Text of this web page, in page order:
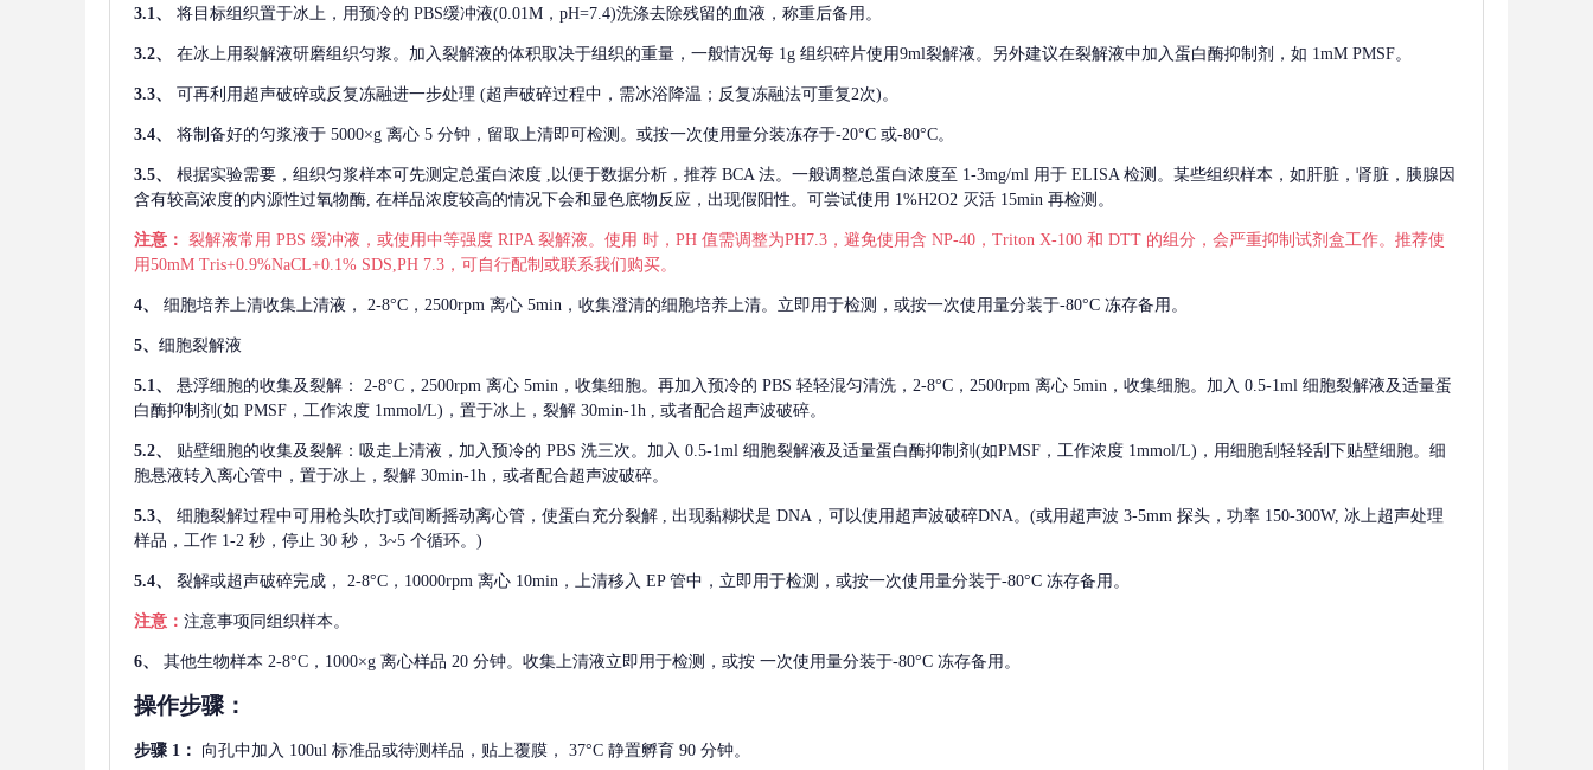
3.1、
将目标组织置于冰上，用预冷的 PBS缓冲液(0.01M，pH=7.4)洗涤去除残留的血液，称重后备用。
3.2、 在冰上用裂解液研磨组织匀浆。加入裂解液的体积取决于组织的重量，一般情况每 1g 组织碎片使用9ml裂解液。另外建议在裂解液中加入蛋白酶抑制剂，如 1mM PMSF。
3.3、 可再利用超声破碎或反复冻融进一步处理 (超声破碎过程中，需冰浴降温；反复冻融法可重复2次)。
3.4、 将制备好的匀浆液于 5000×g 离心 5 分钟，留取上清即可检测。或按一次使用量分装冻存于-20°C 或-80°C。
3.5、 根据实验需要，组织匀浆样本可先测定总蛋白浓度 ,以便于数据分析，推荐 BCA 法。一般调整总蛋白浓度至 1-3mg/ml 用于 ELISA 检测。某些组织样本，如肝脏，肾脏，胰腺因
含有较高浓度的内源性过氧物酶, 在样品浓度较高的情况下会和显色底物反应，出现假阳性。可尝试使用 1%H2O2 灭活 15min 再检测。
注意： 裂解液常用 PBS 缓冲液，或使用中等强度 RIPA 裂解液。使用 时，PH 值需调整为PH7.3，避免使用含 NP-40，Triton X-100 和 DTT 的组分，会严重抑制试剂盒工作。推荐使
用50mM Tris+0.9%NaCL+0.1% SDS,PH 7.3，可自行配制或联系我们购买。
4、 细胞培养上清收集上清液， 2-8°C，2500rpm 离心 5min，收集澄清的细胞培养上清。立即用于检测，或按一次使用量分装于-80°C 冻存备用。
5、 细胞裂解液
5.1、 悬浮细胞的收集及裂解：
2-8°C，2500rpm 离心 5min，收集细胞。再加入预冷的 PBS 轻轻混匀清洗，2-8°C，2500rpm 离心 5min，收集细胞。加入 0.5-1ml 细胞裂解液及适量蛋
白酶抑制剂(如 PMSF，工作浓度 1mmol/L)，置于冰上，裂解 30min-1h , 或者配合超声波破碎。
5.2、 贴壁细胞的收集及裂解：吸走上清液，加入预冷的 PBS 洗三次。加入 0.5-1ml 细胞裂解液及适量蛋白酶抑制剂(如PMSF，工作浓度 1mmol/L)，用细胞刮轻轻刮下贴壁细胞。细
胞悬液转入离心管中，置于冰上，裂解 30min-1h，或者配合超声波破碎。
5.3、 细胞裂解过程中可用枪头吹打或间断摇动离心管，使蛋白充分裂解 , 出现黏糊状是 DNA，可以使用超声波破碎DNA。(或用超声波 3-5mm 探头，功率 150-300W, 冰上超声处理
样品，工作 1-2 秒，停止 30 秒， 3~5 个循环。)
5.4、 裂解或超声破碎完成， 2-8°C，10000rpm 离心 10min，上清移入 EP 管中，立即用于检测，或按一次使用量分装于-80°C 冻存备用。
注意： 注意事项同组织样本。
6、 其他生物样本 2-8°C，1000×g 离心样品 20 分钟。收集上清液立即用于检测，或按 一次使用量分装于-80°C 冻存备用。
操作步骤：
步骤 1： 向孔中加入 100ul 标准品或待测样品，贴上覆膜， 37°C 静置孵育 90 分钟。